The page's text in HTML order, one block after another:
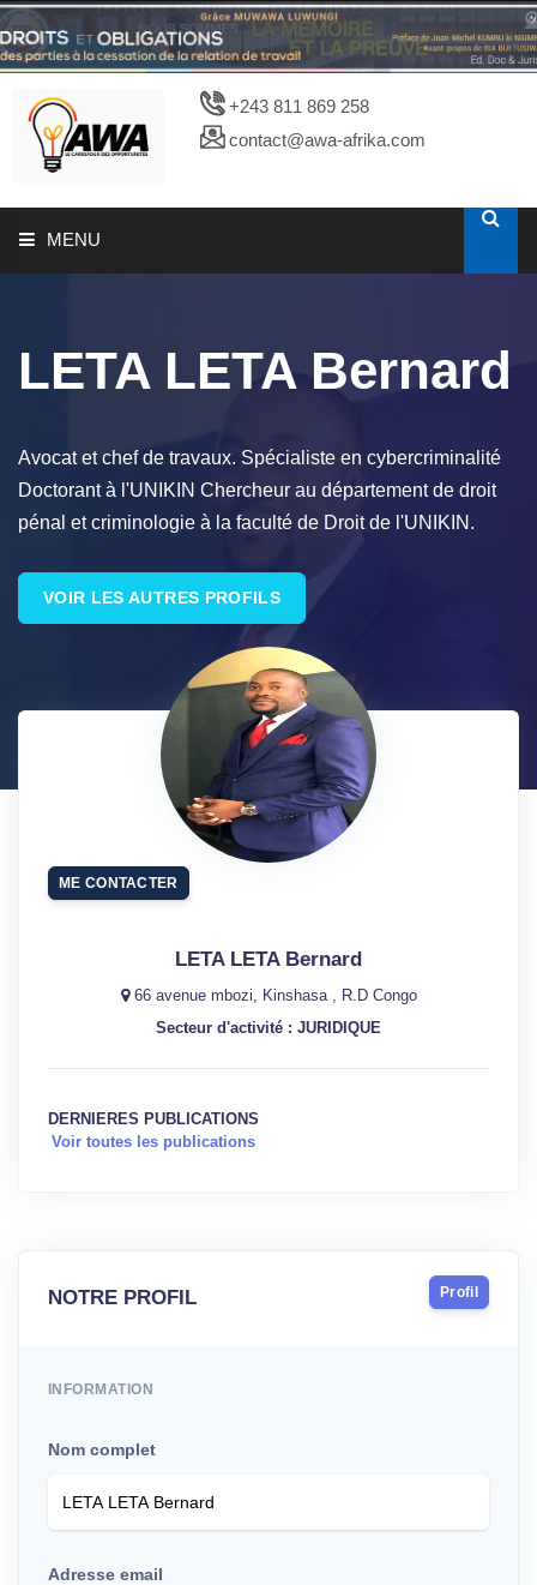
+243 811 869 258
contact@awa-afrika.com
MENU
CATALOGUES
LETA LETA Bernard
Avocat et chef de travaux. Spécialiste en cybercriminalité
Doctorant à l'UNIKIN Chercheur au département de droit
pénal et criminologie à la faculté de Droit de l'UNIKIN.
VOIR LES AUTRES PROFILS
ME CONTACTER
LETA LETA Bernard
66 avenue mbozi, Kinshasa , R.D Congo
Secteur d'activité : JURIDIQUE
DERNIERES PUBLICATIONS
Voir toutes les publications
NOTRE PROFIL Profil
INFORMATION
Nom complet
Adresse email